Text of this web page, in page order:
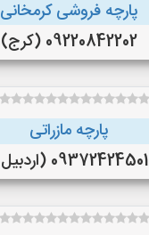
پارچه فروشی کرمخانی
09220842202 (کرج)
پارچه مازراتی
09372424501 (اردبیل )